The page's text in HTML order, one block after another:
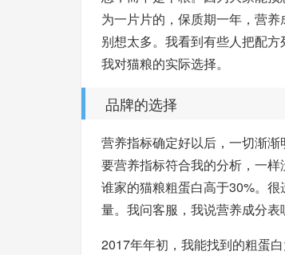
为一片片的，保质期一年，营
别想太多。我看到有些人把配
我对猫粮的实际选择。
品牌的选择
营养指标确定好以后，一切渐
要营养指标符合我的分析，一样
谁家的猫粮粗蛋白高于30%。
量。我问客服，我说营养成分表
2017年年初，我能找到的粗蛋